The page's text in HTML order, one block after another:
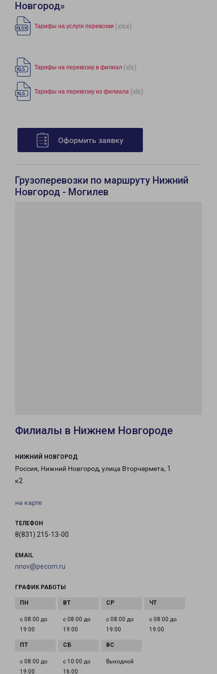
Новгород»
Тарифы на услуги перевозки (xlsx)
Тарифы на перевозку в филиал (xls)
Тарифы на перевозку из филиала (xls)
Оформить заявку
Грузоперевозки по маршруту Нижний
Новгород - Могилев
Филиалы в Нижнем Новгороде
НИЖНИЙ НОВГОРОД
Россия, Нижний Новгород, улица Вторчермета, 1
к2
на карте
ТЕЛЕФОН
8(831) 215-13-00
EMAIL
nnov@pecom.ru
ГРАФИК РАБОТЫ
с 08:00 до
19:00
с 08:00 до
19:00
с 08:00 до
19:00
с 08:00 до
19:00
с 08:00 до
19:00
с 10:00 до
16:00
Выходной